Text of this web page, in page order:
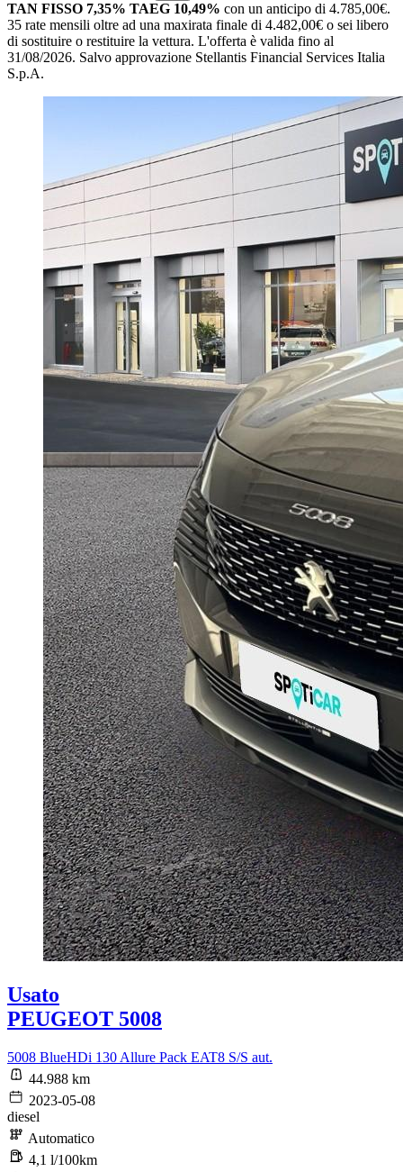
TAN FISSO 7,35% TAEG 10,49% con un anticipo di 4.785,00€.
35 rate mensili oltre ad una maxirata finale di 4.482,00€ o sei libero
di sostituire o restituire la vettura. L'offerta è valida fino al
31/08/2026. Salvo approvazione Stellantis Financial Services Italia
S.p.A.
Usato
PEUGEOT 5008
5008 BlueHDi 130 Allure Pack EAT8 S/S aut.
44.988 km
2023-05-08
diesel
Automatico
4,1 l/100km